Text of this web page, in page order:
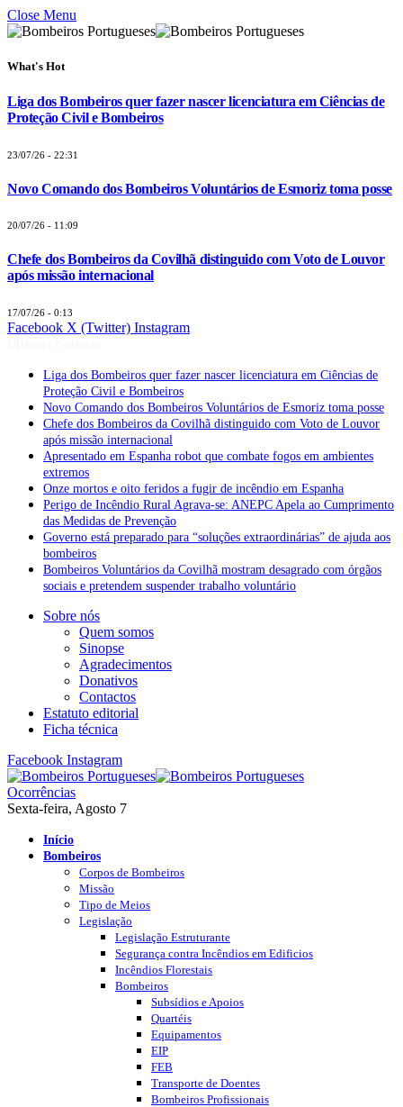
Close Menu
What's Hot
Liga dos Bombeiros quer fazer nascer licenciatura em Ciências de
Proteção Civil e Bombeiros
23/07/26 - 22:31
Novo Comando dos Bombeiros Voluntários de Esmoriz toma posse
20/07/26 - 11:09
Chefe dos Bombeiros da Covilhã distinguido com Voto de Louvor
após missão internacional
17/07/26 - 0:13
Facebook X (Twitter) Instagram
Liga dos Bombeiros quer fazer nascer licenciatura em Ciências de
Proteção Civil e Bombeiros
Novo Comando dos Bombeiros Voluntários de Esmoriz toma posse
Chefe dos Bombeiros da Covilhã distinguido com Voto de Louvor
após missão internacional
Apresentado em Espanha robot que combate fogos em ambientes
extremos
Onze mortos e oito feridos a fugir de incêndio em Espanha
Perigo de Incêndio Rural Agrava-se: ANEPC Apela ao Cumprimento
das Medidas de Prevenção
Governo está preparado para “soluções extraordinárias” de ajuda aos
bombeiros
Bombeiros Voluntários da Covilhã mostram desagrado com órgãos
sociais e pretendem suspender trabalho voluntário
Sobre nós
Quem somos
Sinopse
Agradecimentos
Donativos
Contactos
Estatuto editorial
Ficha técnica
Facebook Instagram
Ocorrências
Sexta-feira, Agosto 7
Início
Bombeiros
Corpos de Bombeiros
Missão
Tipo de Meios
Legislação
Legislação Estruturante
Segurança contra Incêndios em Edificios
Incêndios Florestais
Bombeiros
Subsídios e Apoios
Quartéis
Equipamentos
EIP
FEB
Transporte de Doentes
Bombeiros Profissionais